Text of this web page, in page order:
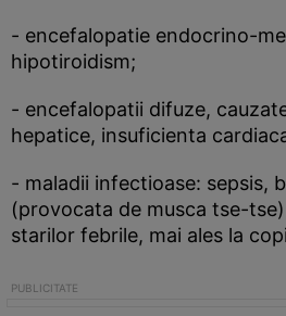
- encefalopatie endocrino-
hipotiroidism;
- encefalopatii difuze,
hepatice, insuficienta
- maladii infectioase: sepsis,
(provocata de musca tse-
starilor febrile, mai ales la